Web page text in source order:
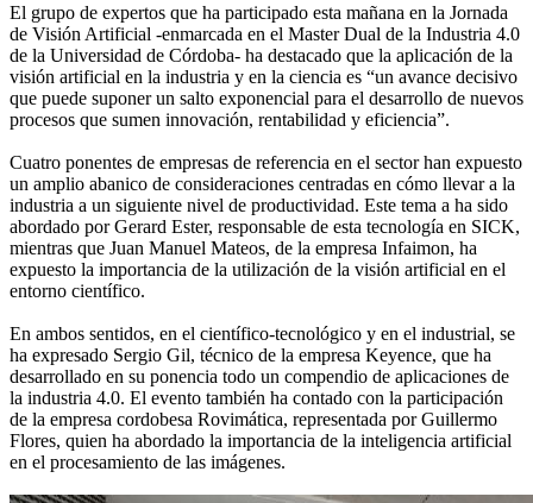
El grupo de expertos que ha participado esta mañana en la Jornada
de Visión Artificial -enmarcada en el Master Dual de la Industria 4.0
de la Universidad de Córdoba- ha destacado que la aplicación de la
visión artificial en la industria y en la ciencia es “un avance decisivo
que puede suponer un salto exponencial para el desarrollo de nuevos
procesos que sumen innovación, rentabilidad y eficiencia”.
Cuatro ponentes de empresas de referencia en el sector han expuesto
un amplio abanico de consideraciones centradas en cómo llevar a la
industria a un siguiente nivel de productividad. Este tema a ha sido
abordado por Gerard Ester, responsable de esta tecnología en SICK,
mientras que Juan Manuel Mateos, de la empresa Infaimon, ha
expuesto la importancia de la utilización de la visión artificial en el
entorno científico.
En ambos sentidos, en el científico-tecnológico y en el industrial, se
ha expresado Sergio Gil, técnico de la empresa Keyence, que ha
desarrollado en su ponencia todo un compendio de aplicaciones de
la industria 4.0. El evento también ha contado con la participación
de la empresa cordobesa Rovimática, representada por Guillermo
Flores, quien ha abordado la importancia de la inteligencia artificial
en el procesamiento de las imágenes.